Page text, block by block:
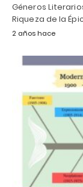
Géneros
Riqueza de la
2 años hace